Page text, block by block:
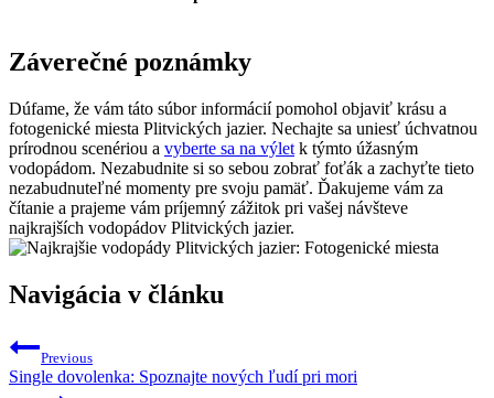
Záverečné poznámky
Dúfame, že vám táto súbor informácií pomohol objaviť krásu a
fotogenické miesta Plitvických jazier. Nechajte sa uniesť úchvatnou
prírodnou scenériou a vyberte sa na výlet k týmto úžasným
vodopádom. Nezabudnite si so sebou zobrať foťák a zachyťte tieto
nezabudnuteľné momenty pre svoju pamäť. Ďakujeme vám za
čítanie a prajeme vám príjemný zážitok pri vašej návšteve
najkrajších vodopádov Plitvických jazier.
Navigácia v článku
Previous
Single dovolenka: Spoznajte nových ľudí pri mori